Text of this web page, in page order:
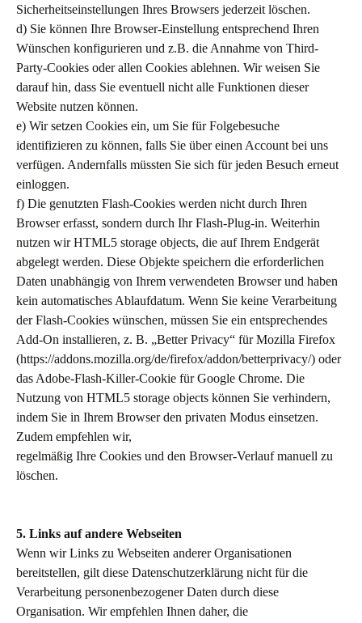
Sicherheitseinstellungen Ihres Browsers jederzeit löschen.
d) Sie können Ihre Browser-Einstellung entsprechend Ihren
Wünschen konfigurieren und z.B. die Annahme von Third-
Party-Cookies oder allen Cookies ablehnen. Wir weisen Sie
darauf hin, dass Sie eventuell nicht alle Funktionen dieser
Website nutzen können.
e) Wir setzen Cookies ein, um Sie für Folgebesuche
identifizieren zu können, falls Sie über einen Account bei uns
verfügen. Andernfalls müssten Sie sich für jeden Besuch erneut
einloggen.
f) Die genutzten Flash-Cookies werden nicht durch Ihren
Browser erfasst, sondern durch Ihr Flash-Plug-in. Weiterhin
nutzen wir HTML5 storage objects, die auf Ihrem Endgerät
abgelegt werden. Diese Objekte speichern die erforderlichen
Daten unabhängig von Ihrem verwendeten Browser und haben
kein automatisches Ablaufdatum. Wenn Sie keine Verarbeitung
der Flash-Cookies wünschen, müssen Sie ein entsprechendes
Add-On installieren, z. B. „Better Privacy“ für Mozilla Firefox
(https://addons.mozilla.org/de/firefox/addon/betterprivacy/) oder
das Adobe-Flash-Killer-Cookie für Google Chrome. Die
Nutzung von HTML5 storage objects können Sie verhindern,
indem Sie in Ihrem Browser den privaten Modus einsetzen.
Zudem empfehlen wir,
regelmäßig Ihre Cookies und den Browser-Verlauf manuell zu
löschen.
5. Links auf andere Webseiten
Wenn wir Links zu Webseiten anderer Organisationen
bereitstellen, gilt diese Datenschutzerklärung nicht für die
Verarbeitung personenbezogener Daten durch diese
Organisation. Wir empfehlen Ihnen daher, die